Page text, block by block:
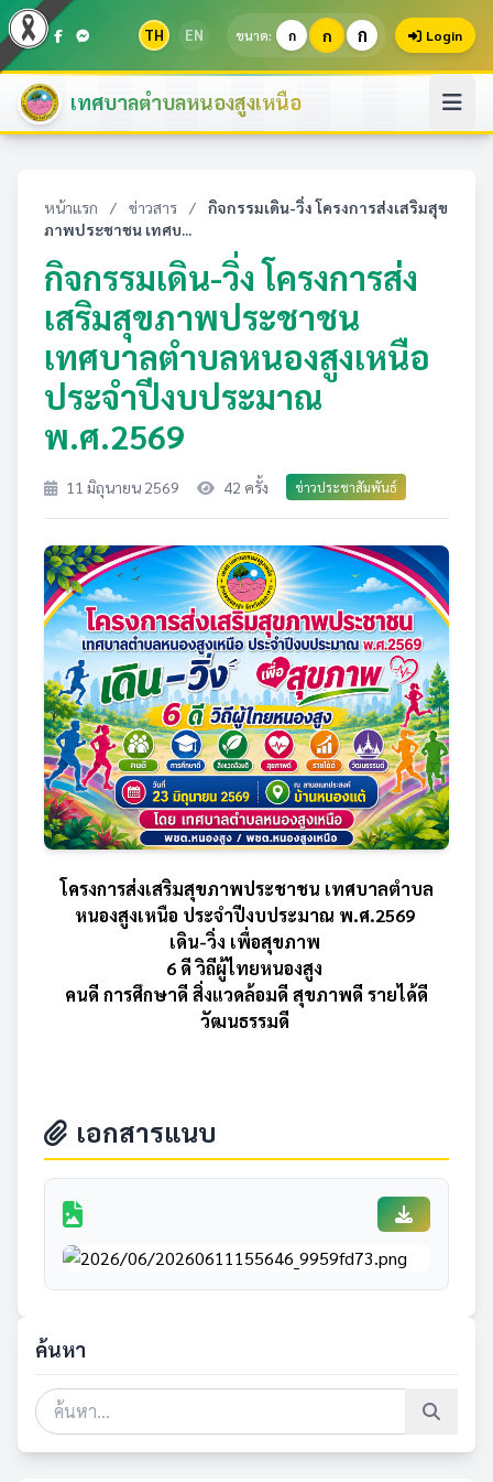
TH EN ขนาด: ก ก ก Login
เทศบาลตำบลหนองสูงเหนือ
หน้าแรก / ข่าวสาร /
กิจกรรมเดิน-วิ่ง โครงการส่งเสริมสุข
ภาพประชาชน เทศบ...
กิจกรรมเดิน-วิ่ง โครงการส่ง
เสริมสุขภาพประชาชน
เทศบาลตำบลหนองสูงเหนือ
ประจำปีงบประมาณ
พ.ศ.2569
11 มิถุนายน 2569 42 ครั้ง ข่าวประชาสัมพันธ์
โครงการส่งเสริมสุขภาพประชาชน เทศบาลตำบล
หนองสูงเหนือ ประจำปีงบประมาณ พ.ศ.2569
เดิน-วิ่ง เพื่อสุขภาพ
6 ดี วิถีผู้ไทยหนองสูง
คนดี การศึกษาดี สิ่งแวดล้อมดี สุขภาพดี รายได้ดี
วัฒนธรรมดี
เอกสารแนบ
ค้นหา